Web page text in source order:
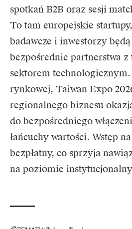
spotkań B2B oraz sesji
To tam europejskie
badawcze i inwestorzy
bezpośrednie partnerstwa z
sektorem
rynkowej, Taiwan Expo
regionalnego biznesu
do bezpośredniego
łańcuchy wartości. Wstęp
bezpłatny, co sprzyja
na poziomie